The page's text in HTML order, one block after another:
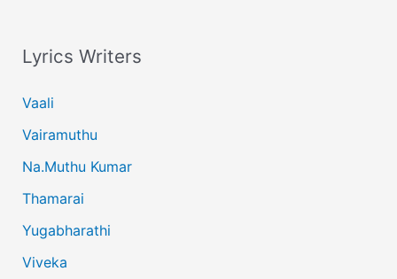
Lyrics Writers
Vaali
Vairamuthu
Na.Muthu Kumar
Thamarai
Yugabharathi
Viveka